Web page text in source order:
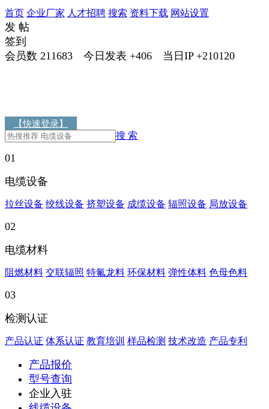
首页 企业厂家 人才招聘 搜索 资料下载 网站设置
发 帖
签到
会员数 211683 今日发表 +406 当日IP+210120
【快速登录】
搜 索
01
电缆设备
拉丝设备 绞线设备 挤塑设备 成缆设备 辐照设备 局放设备
02
电缆材料
阻燃材料 交联辐照 特氟龙料 环保材料 弹性体料 色母色料
03
检测认证
产品认证 体系认证 教育培训 样品检测 技术改造 产品专利
产品报价
型号查询
企业入驻